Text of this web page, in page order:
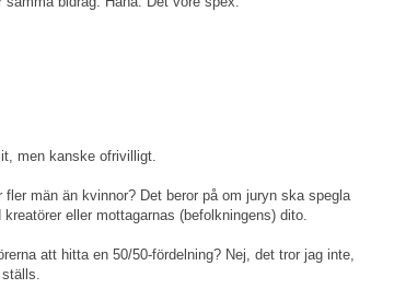
men kanske ofrivilligt.
män än kvinnor? Det beror på om juryn ska spegla
eller mottagarnas (befolkningens) dito.
att hitta en 50/50-fördelning? Nej, det tror jag inte,